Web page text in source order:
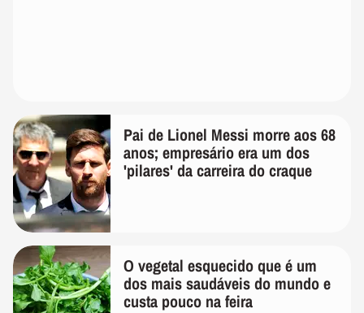
Pai de Lionel Messi morre aos 68
anos; empresário era um dos
'pilares' da carreira do craque
O vegetal esquecido que é um
dos mais saudáveis do mundo e
custa pouco na feira